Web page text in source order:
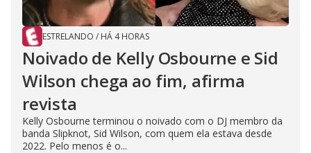
ESTRELANDO / HÁ 4 HORAS
Noivado de Kelly Osbourne e Sid
Wilson chega ao fim, afirma
revista
Kelly Osbourne terminou o noivado com o DJ membro da
banda Slipknot, Sid Wilson, com quem ela estava desde
2022. Pelo menos é o...